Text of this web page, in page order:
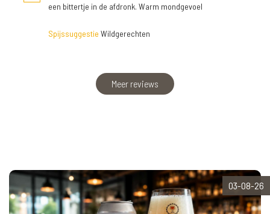
een bittertje in de afdronk. Warm mondgevoel
Spijssuggestie Wildgerechten
Meer reviews
03-08-26